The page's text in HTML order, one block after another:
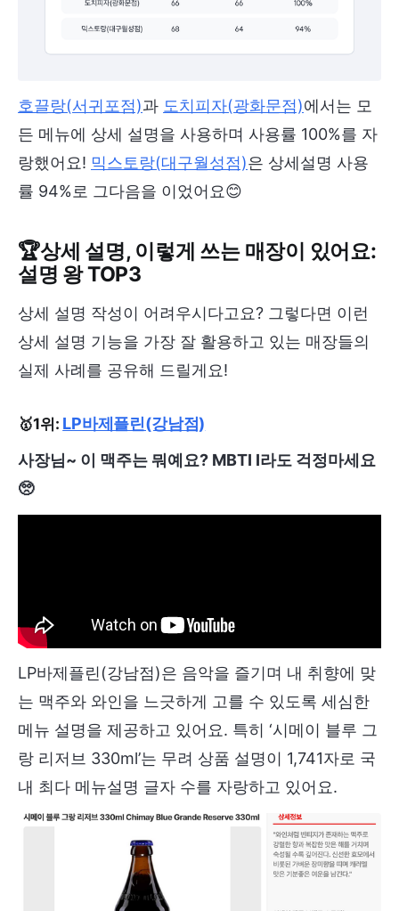
호끌랑(서귀포점)과 도치피자(광화문점)에서는 모
든 메뉴에 상세 설명을 사용하며 사용률 100%를 자
랑했어요! 믹스토랑(대구월성점)은 상세설명 사용
률 94%로 그다음을 이었어요😊
🏆상세 설명, 이렇게 쓰는 매장이 있어요:
설명 왕 TOP3
상세 설명 작성이 어려우시다고요? 그렇다면 이런
상세 설명 기능을 가장 잘 활용하고 있는 매장들의
실제 사례를 공유해 드릴게요!
🥇1위: LP바제플린(강남점)
사장님~ 이 맥주는 뭐예요? MBTI I라도 걱정마세요
🥺
LP바제플린(강남점)은 음악을 즐기며 내 취향에 맞
는 맥주와 와인을 느긋하게 고를 수 있도록 세심한
메뉴 설명을 제공하고 있어요. 특히 ‘시메이 블루 그
랑 리저브 330ml’는 무려 상품 설명이 1,741자로 국
내 최다 메뉴설명 글자 수를 자랑하고 있어요.